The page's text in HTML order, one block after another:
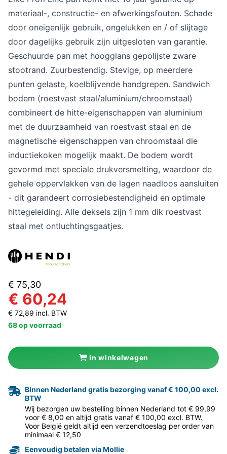
materiaal-, constructie- en afwerkingsfouten. Schade
door oneigenlijk gebruik, ongelukken en / of slijtage
door dagelijks gebruik zijn uitgesloten van garantie.
Geschuurde pan met hoogglans gepolijste zware
stootrand. Zuurbestendig. Stevige, op meerdere
punten gelaste, koelblijvende handgrepen. Sandwich
bodem (roestvast staal/aluminium/chroomstaal)
combineert de hitte-eigenschappen van aluminium
met de duurzaamheid van roestvast staal en de
magnetische eigenschappen van chroomstaal die
inductiekoken mogelijk maakt. De bodem wordt
gevormd met speciale drukversmelting, waardoor de
gehele oppervlakken van de lagen naadloos aansluiten
- dit garandeert corrosiebestendigheid en optimale
hittegeleiding. Alle deksels zijn 1 mm dik roestvast
staal met ontluchtingsgaatjes.
€ 75,30
€ 60,24
€ 72,89 incl. BTW
68 op voorraad
in winkelwagen
Binnen Nederland gratis bezorging vanaf € 100,00 excl.
BTW
Wij bezorgen uw bestelling binnen Nederland tot € 99,99
voor € 8,00 en altijd gratis vanaf € 100,00 excl. BTW.
Voor België geldt altijd een verzendtoeslag per order van
minimaal € 12,50
Eenvoudig betalen via Mollie